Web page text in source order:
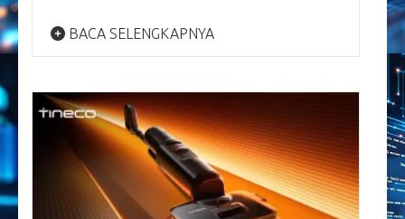
BACA SELENGKAPNYA